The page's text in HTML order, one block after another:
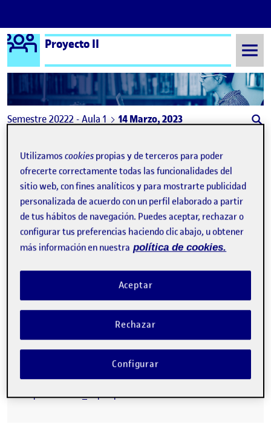
Saltar al contenido
Logo Ágora
Proyecto II
Semestre 20222 - Aula 1 14 Marzo, 2023
14 Marzo, 2023
Publicado porPEC 1: Fase 1 – Directions to Last Visitor
Publicado por
Azazel Fernández Prado
Visibilidad:
Pública- Fecha de publicación
14 Mar 20232 marzo, 2024 6:02 pm
-comentarioen PEC 1: Fase 1 – Directions to
Prospectora. PEC1_La prospectora …
Utilizamoscookies propias y de terceros para poder
ofrecerte correctamente todas las funcionalidades del
sitio web, con fines analíticos y para mostrarte publicidad
personalizada de acuerdo con un perfil elaborado a partir
de tus hábitos de navegación. Puedes aceptar, rechazar o
configurar tus preferencias haciendo clic abajo, u obtener
más información en nuestra política de cookies.
Rechazar
Aceptar
Configurar